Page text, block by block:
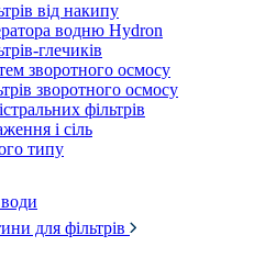
від накипу
водню Hydron
глечиків
зворотного осмосу
зворотного осмосу
фільтрів
і сіль
типу
для фільтрів